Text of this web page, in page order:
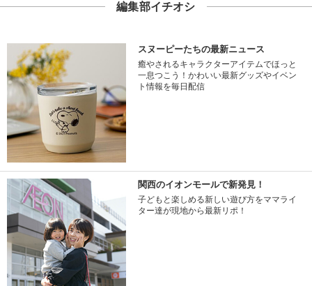
編集部イチオシ
スヌーピーたちの最新ニュース
癒やされるキャラクターアイテムでほっと
一息つこう！かわいい最新グッズやイベン
ト情報を毎日配信
関西のイオンモールで新発見！
子どもと楽しめる新しい遊び方をママライ
ター達が現地から最新リポ！